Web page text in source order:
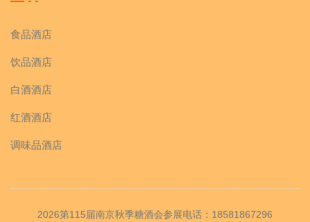
食品酒店
饮品酒店
白酒酒店
红酒酒店
调味品酒店
2026第115届南京秋季糖酒会参展电话：18581867296